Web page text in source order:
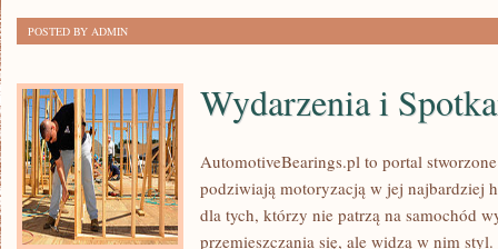
POSTED BY ADMIN
Wydarzenia i
AutomotiveBearings.pl to portal
podziwiają motoryzacją w jej najbardziej
dla tych, którzy nie patrzą na samochód
przemieszczania się, ale widzą w nim